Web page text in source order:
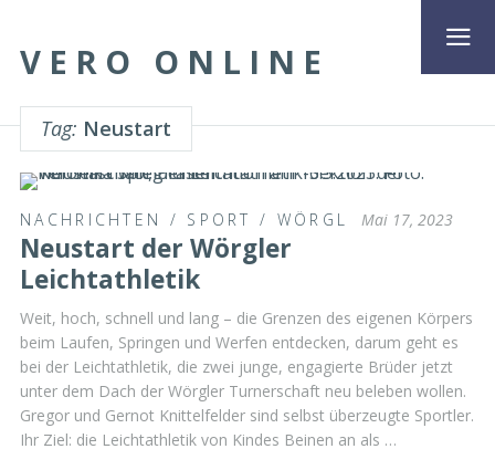
VERO ONLINE
Tag: Neustart
NACHRICHTEN / SPORT / WÖRGL Mai 17, 2023
Neustart der Wörgler
Leichtathletik
Weit, hoch, schnell und lang – die Grenzen des eigenen Körpers
beim Laufen, Springen und Werfen entdecken, darum geht es
bei der Leichtathletik, die zwei junge, engagierte Brüder jetzt
unter dem Dach der Wörgler Turnerschaft neu beleben wollen.
Gregor und Gernot Knittelfelder sind selbst überzeugte Sportler.
Ihr Ziel: die Leichtathletik von Kindes Beinen an als …